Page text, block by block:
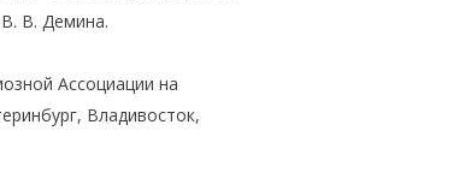
В. Демина.
Ассоциации на
Владивосток,